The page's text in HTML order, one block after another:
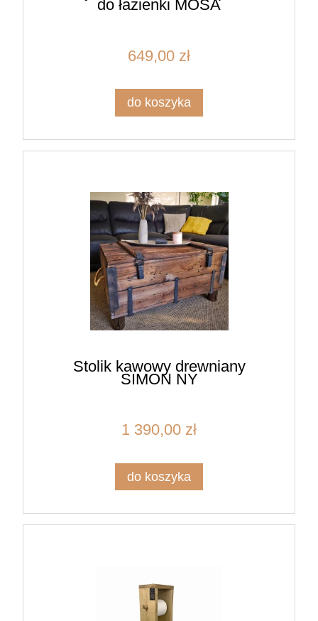
do łazienki MOSA
649,00 zł
do koszyka
Stolik kawowy drewniany
SIMON NY
1 390,00 zł
do koszyka